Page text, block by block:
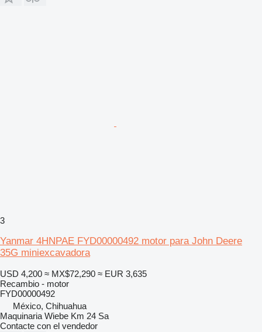
3
Yanmar 4HNPAE FYD00000492 motor para John Deere
35G miniexcavadora
USD 4,200 ≈ MX$72,290 ≈ EUR 3,635
Recambio - motor
FYD00000492
México, Chihuahua
Maquinaria Wiebe Km 24 Sa
Contacte con el vendedor